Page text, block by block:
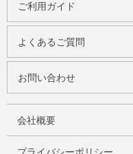
ご利用ガイド
よくあるご質問
お問い合わせ
会社概要
プライバシーポリシー